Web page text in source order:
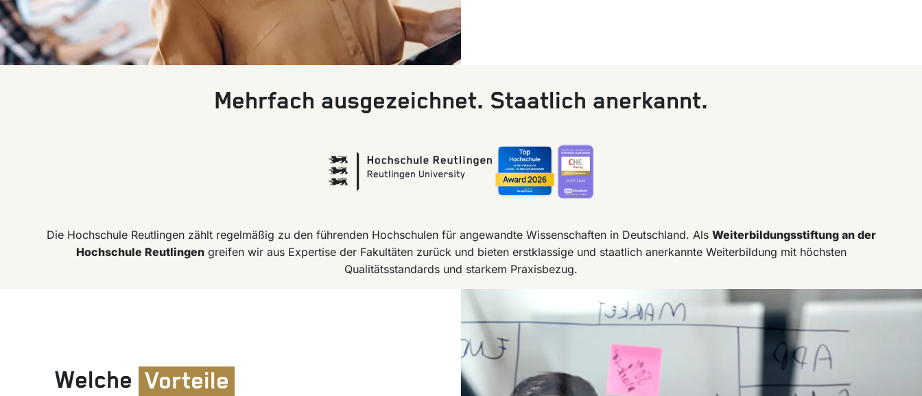
Mehrfach ausgezeichnet. Staatlich anerkannt.
Die Hochschule Reutlingen zählt regelmäßig zu den führenden Hochschulen für angewandte Wissenschaften in Deutschland. Als Weiterbildungsstiftung an der
Hochschule Reutlingengreifen wir aus Expertise der Fakultäten zurück und bieten erstklassige und staatlich anerkannte Weiterbildung mit höchsten
Qualitätsstandards und starkem Praxisbezug.
Welche Vorteile